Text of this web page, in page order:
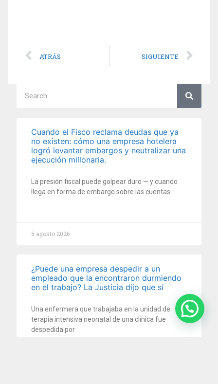
ATRÁS SIGUIENTE
Cuando el Fisco reclama deudas que ya
no existen: cómo una empresa hotelera
logró levantar embargos y neutralizar una
ejecución millonaria.
La presión fiscal puede golpear duro — y cuando
llega en forma de embargo sobre las cuentas
5 agosto 2026
¿Puede una empresa despedir a un
empleado que la encontraron durmiendo
en el trabajo? La Justicia dijo que sí
Una enfermera que trabajaba en la unidad de
terapia intensiva neonatal de una clínica fue
despedida por